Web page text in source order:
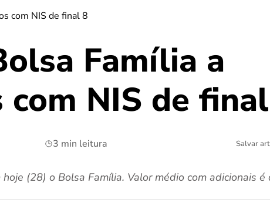
com NIS de final 8
Família a
NIS de
3 min leitura Salvar
(28) o Bolsa Família. Valor médio com adicionais